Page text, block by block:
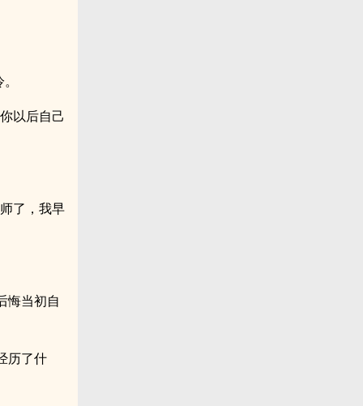
以后自己
了，我早
悔当初自
历了什